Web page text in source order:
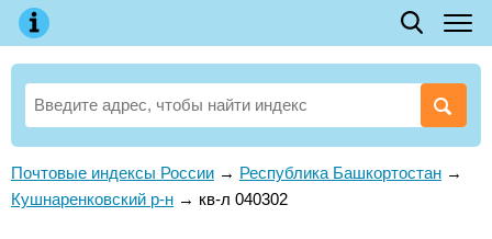
Почтовые индексы России → Республика Башкортостан →
Кушнаренковский р-н → кв-л 040302